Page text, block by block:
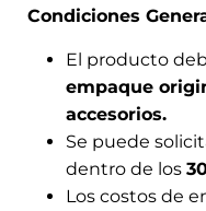
Condiciones
El producto
empaque
accesorios.
Se puede
dentro de los
Los costos de